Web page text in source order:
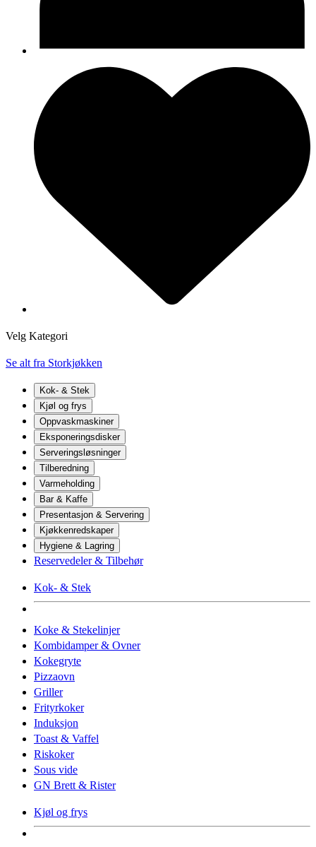
Velg Kategori
Se alt fra Storkjøkken
Kok- & Stek
Kjøl og frys
Oppvaskmaskiner
Eksponeringsdisker
Serveringsløsninger
Tilberedning
Varmeholding
Bar & Kaffe
Presentasjon & Servering
Kjøkkenredskaper
Hygiene & Lagring
Reservedeler & Tilbehør
Kok- & Stek
Koke & Stekelinjer
Kombidamper & Ovner
Kokegryte
Pizzaovn
Griller
Frityrkoker
Induksjon
Toast & Vaffel
Riskoker
Sous vide
GN Brett & Rister
Kjøl og frys